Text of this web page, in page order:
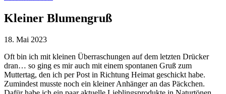
Kleiner Blumengruß
18. Mai 2023
Oft bin ich mit kleinen Überraschungen auf dem letzten Drücker
dran… so ging es mir auch mit einem spontanen Gruß zum
Muttertag, den ich per Post in Richtung Heimat geschickt habe.
Zumindest musste noch ein kleiner Anhänger an das Päckchen.